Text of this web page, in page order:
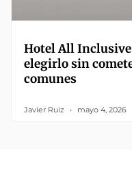
Hotel All Inclusive
elegirlo sin
comunes
Javier Ruiz mayo 4, 2026